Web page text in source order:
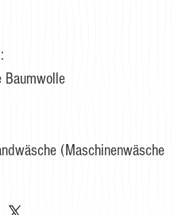
Baumwolle
(Maschinenwäsche